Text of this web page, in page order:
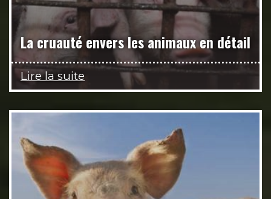
La cruauté envers les animaux en détail
Lire la suite